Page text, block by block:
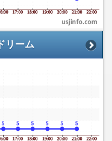
リーム